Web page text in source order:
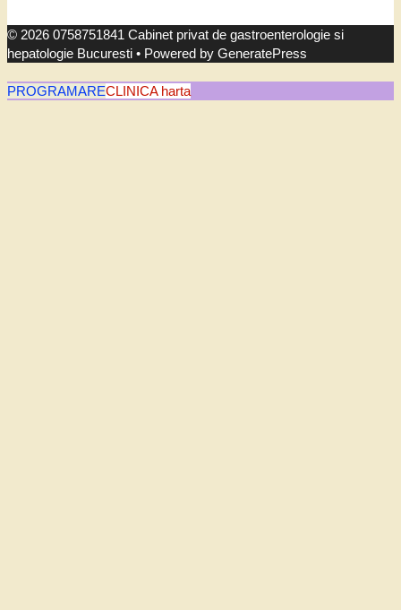
© 2026 0758751841 Cabinet privat de gastroenterologie si
hepatologie Bucuresti • Powered by GeneratePress
PROGRAMARECLINICA harta